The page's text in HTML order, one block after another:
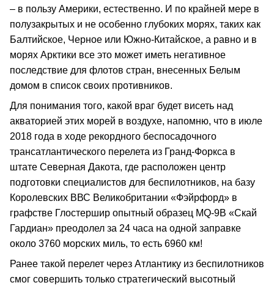
– в пользу Америки, естественно. И по крайней мере в
полузакрытых и не особенно глубоких морях, таких как
Балтийское, Черное или Южно-Китайское, а равно и в
морях Арктики все это может иметь негативное
последствие для флотов стран, внесенных Белым
домом в список своих противников.
Для понимания того, какой враг будет висеть над
акваторией этих морей в воздухе, напомню, что в июле
2018 года в ходе рекордного беспосадочного
трансатлантического перелета из Гранд-Форкса в
штате Северная Дакота, где расположен центр
подготовки специалистов для беспилотников, на базу
Королевских ВВС Великобритании «Фэйрфорд» в
графстве Глостершир опытный образец MQ-9B «Скай
Гардиан» преодолел за 24 часа на одной заправке
около 3760 морских миль, то есть 6960 км!
Ранее такой перелет через Атлантику из беспилотников
смог совершить только стратегический высотный